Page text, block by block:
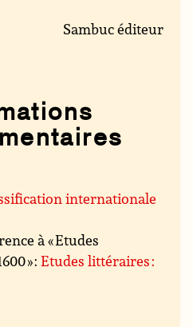
Sambuc éditeur
internationale
à « Etudes
» :Etudes littéraires :